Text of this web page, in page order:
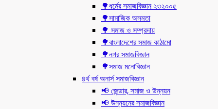
🌳ধর্মের সমাজবিজ্ঞান ২৩২০০৫
🌳সামাজিক অসমতা
🌳 সমাজ ও সম্প্রদায়
🌳বাংলাদেশের সমাজ কাঠামো
🌳নগর সমাজবিজ্ঞান
🌳সমাজ মনোবিজ্ঞান
৪র্থ বর্ষ অনার্স সমাজবিজ্ঞান
📢 জেন্ডার, সমাজ ও উন্নয়ন
📢 উন্নয়নের সমাজবিজ্ঞান